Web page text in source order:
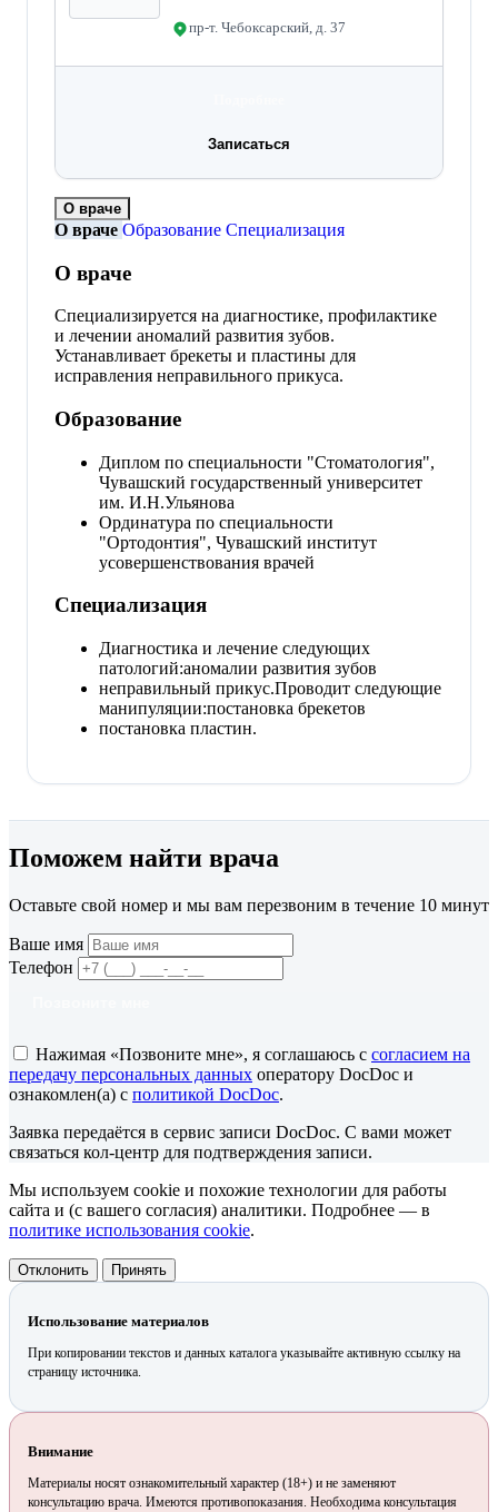
пр-т. Чебоксарский, д. 37
Записаться
О враче
О враче Образование Специализация
О враче
Специализируется на диагностике, профилактике
и лечении аномалий развития зубов.
Устанавливает брекеты и пластины для
исправления неправильного прикуса.
Образование
Диплом по специальности "Стоматология",
Чувашский государственный университет
им. И.Н.Ульянова
Ординатура по специальности
"Ортодонтия", Чувашский институт
усовершенствования врачей
Специализация
Диагностика и лечение следующих
патологий:аномалии развития зубов
неправильный прикус.Проводит следующие
манипуляции:постановка брекетов
постановка пластин.
Поможем найти врача
Оставьте свой номер и мы вам перезвоним в течение 10 минут
Ваше имя
Телефон
Нажимая «Позвоните мне», я соглашаюсь с согласием на
передачу персональных данных оператору DocDoc и
ознакомлен(а) с политикой DocDoc.
Заявка передаётся в сервис записи DocDoc. С вами может
связаться кол-центр для подтверждения записи.
Мы используем cookie и похожие технологии для работы
сайта и (с вашего согласия) аналитики. Подробнее — в
политике использования cookie.
Отклонить Принять
Использование материалов
При копировании текстов и данных каталога указывайте активную ссылку на
страницу источника.
Внимание
Материалы носят ознакомительный характер (18+) и не заменяют
консультацию врача. Имеются противопоказания. Необходима консультация